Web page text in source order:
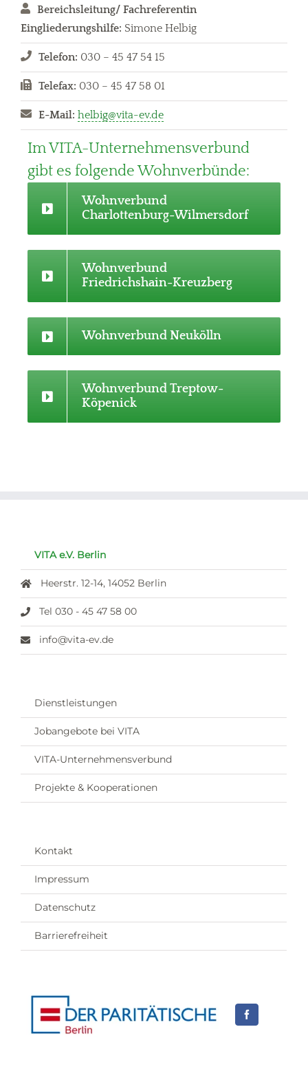
Bereichsleitung/ Fachreferentin
Eingliederungshilfe: Simone Helbig
Telefon: 030 – 45 47 54 15
Telefax: 030 – 45 47 58 01
E-Mail: helbig@vita-ev.de
Im VITA-Unternehmensverbund
gibt es folgende Wohnverbünde:
Wohnverbund
Charlottenburg-Wilmersdorf
Wohnverbund
Friedrichshain-Kreuzberg
Wohnverbund Neukölln
Wohnverbund Treptow-
Köpenick
VITA e.V. Berlin
Heerstr. 12-14, 14052 Berlin
Tel 030 - 45 47 58 00
info@vita-ev.de
Dienstleistungen
Jobangebote bei VITA
VITA-Unternehmensverbund
Projekte & Kooperationen
Kontakt
Impressum
Datenschutz
Barrierefreiheit